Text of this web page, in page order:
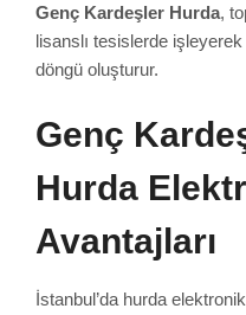
Genç Kardeşler Hurda,
lisanslı tesislerde
döngü oluşturur.
Genç
Hurda
Avantajları
İstanbul’da hurda